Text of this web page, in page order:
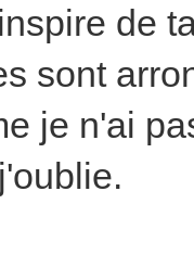
de
sont
je n'ai